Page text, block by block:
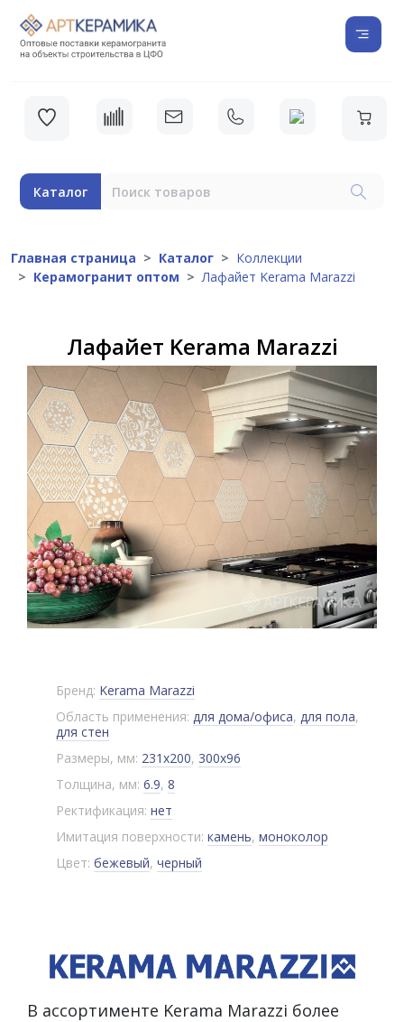
Каталог
Главная страница Каталог
Коллекции
Керамогранит оптом
Лафайет Kerama Marazzi
Лафайет Kerama Marazzi
Бренд: Kerama Marazzi
Область применения: для дома/офиса, для пола,
для стен
Размеры, мм: 231x200, 300x96
Толщина, мм: 6.9, 8
Ректификация: нет
Имитация поверхности: камень, моноколор
Цвет: бежевый, черный
В ассортименте Kerama Marazzi более